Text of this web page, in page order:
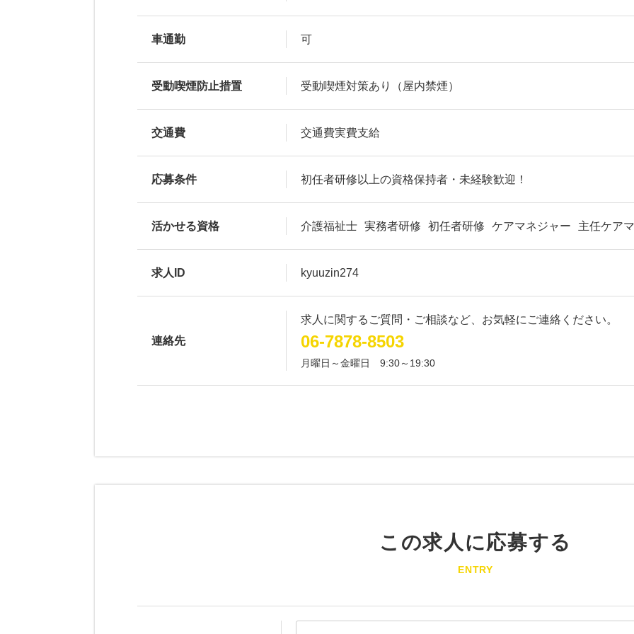
車通勤 可
受動喫煙防止措置 受動喫煙対策あり（屋内禁煙）
交通費 交通費実費支給
応募条件 初任者研修以上の資格保持者・未経験歓迎！
活かせる資格 介護福祉士 実務者研修 初任者研修 ケアマネジャー 主任ケア
求人ID kyuuzin274
連絡先
求人に関するご質問・ご相談など、お気軽にご連絡ください。
06-7878-8503
月曜日～金曜日 9:30～19:30
この求人に応募する
ENTRY